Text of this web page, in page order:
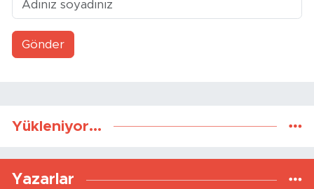
Gönder
Yükleniyor...
Yazarlar